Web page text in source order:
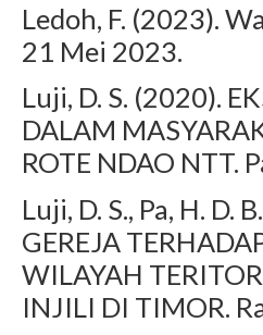
Ledoh, F. (2023).
21 Mei 2023.
Luji, D. S. (2020).
DALAM
ROTE NDAO NTT.
Luji, D. S., Pa, H. D.
GEREJA
WILAYAH
INJILI DI TIMOR.